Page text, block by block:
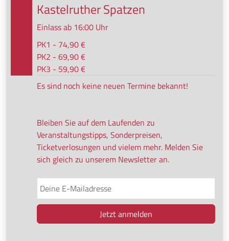
Kastelruther Spatzen
Einlass ab 16:00 Uhr
PK1 - 74,90 €
PK2 - 69,90 €
PK3 - 59,90 €
Es sind noch keine neuen Termine bekannt!
Bleiben Sie auf dem Laufenden zu
Veranstaltungstipps, Sonderpreisen,
Ticketverlosungen und vielem mehr. Melden Sie
sich gleich zu unserem Newsletter an.